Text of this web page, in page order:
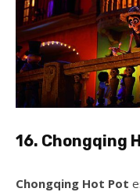
16. Chongqing
Chongqing Hot Pot